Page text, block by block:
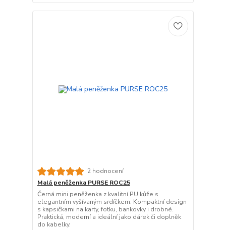
2 hodnocení
Malá peněženka PURSE ROC25
Černá mini peněženka z kvalitní PU kůže s
elegantním vyšívaným srdíčkem. Kompaktní design
s kapsičkami na karty, fotku, bankovky i drobné.
Praktická, moderní a ideální jako dárek či doplněk
do kabelky.